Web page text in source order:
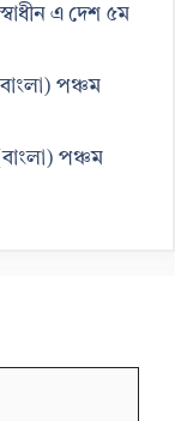
এ দেশ ৫ম
পঞ্চম
পঞ্চম